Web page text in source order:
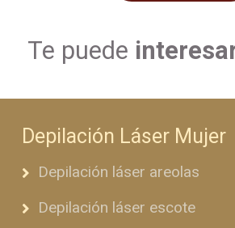
Te puede
Depilación Láser Mujer
Depilación láser areolas
Depilación láser escote